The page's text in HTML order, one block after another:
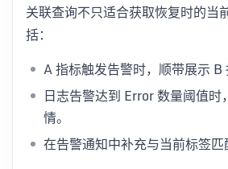
关联查询不只适合获取恢复时的当
括：
A 指标触发告警时，顺带展示 B
日志告警达到 Error 数量阈值时
情。
在告警通知中补充与当前标签匹